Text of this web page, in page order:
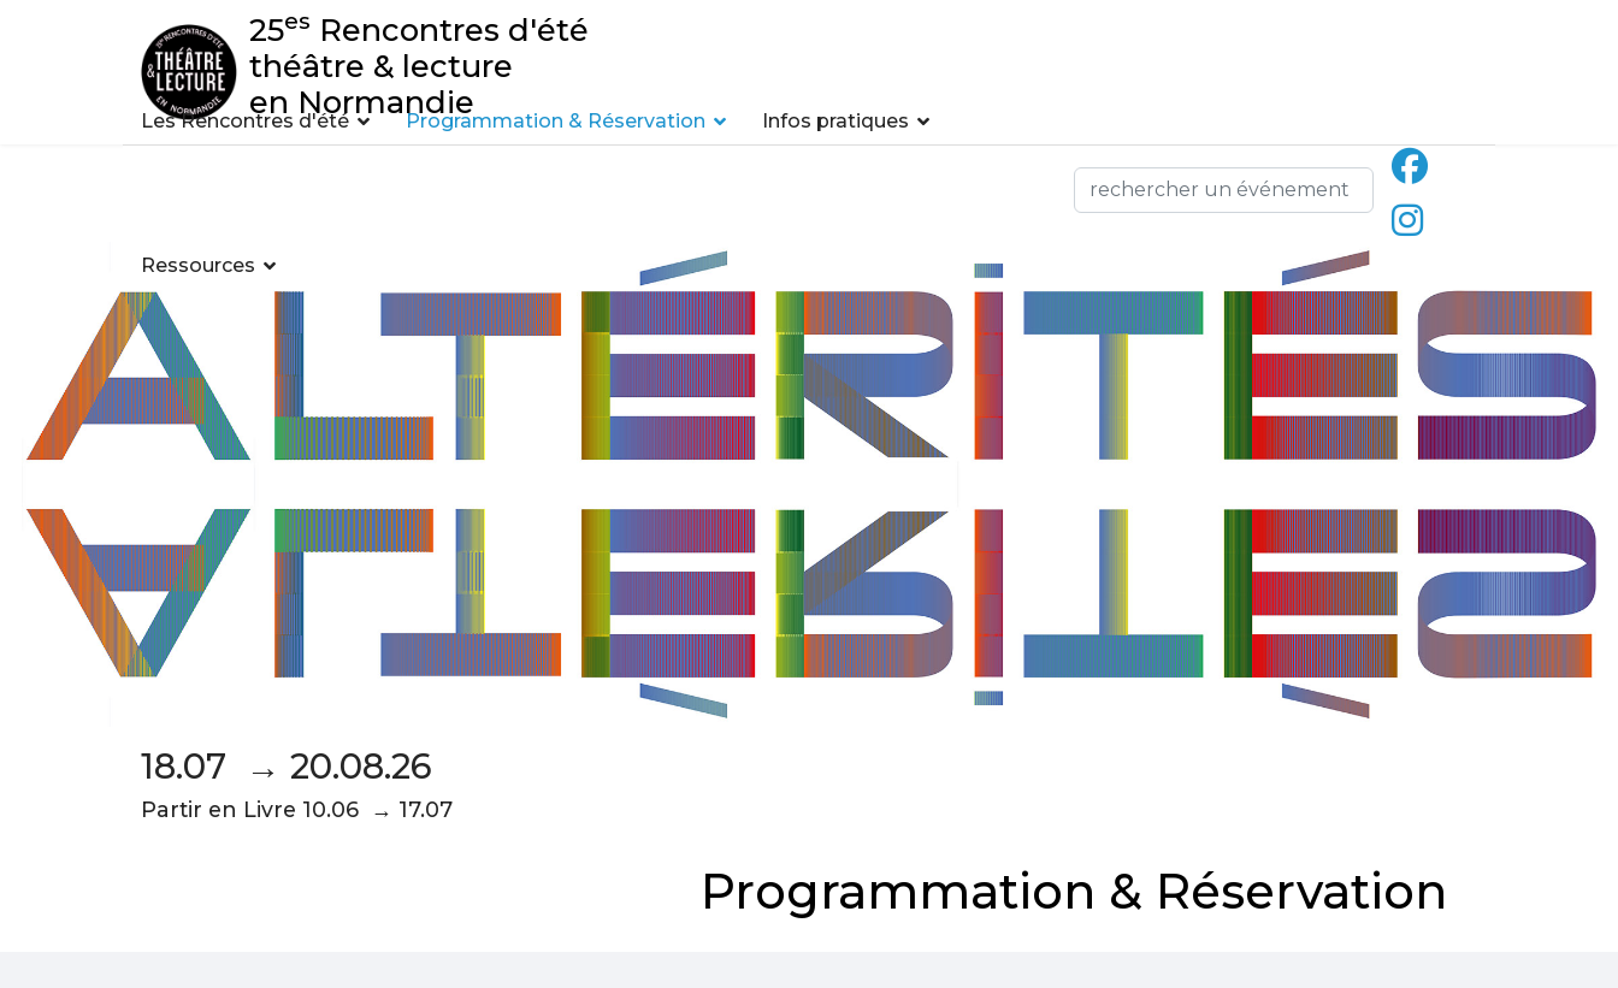
25es Rencontres d'été
théâtre & lecture
en Normandie
Les Rencontres d'été Programmation & Réservation Infos pratiques
Ressources
18.07 → 20.08.26
Partir en Livre 10.06 → 17.07
Programmation & Réservation